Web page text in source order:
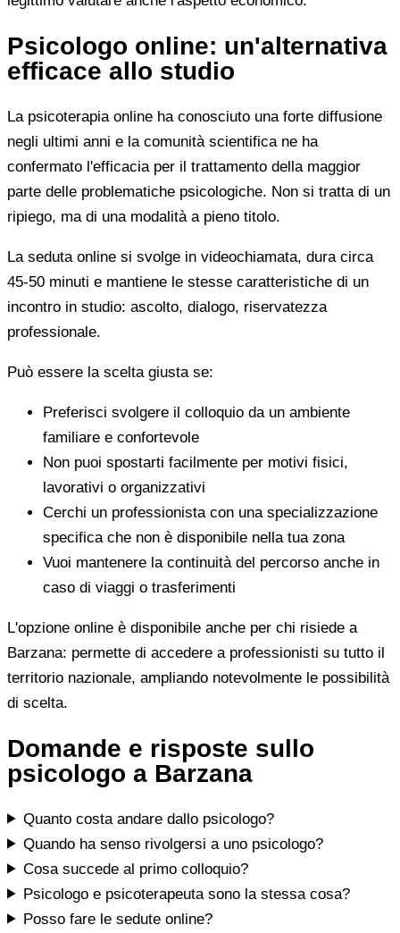
Psicologo online: un'alternativa
efficace allo studio
La psicoterapia online ha conosciuto una forte diffusione
negli ultimi anni e la comunità scientifica ne ha
confermato l'efficacia per il trattamento della maggior
parte delle problematiche psicologiche. Non si tratta di un
ripiego, ma di una modalità a pieno titolo.
La seduta online si svolge in videochiamata, dura circa
45-50 minuti e mantiene le stesse caratteristiche di un
incontro in studio: ascolto, dialogo, riservatezza
professionale.
Può essere la scelta giusta se:
Preferisci svolgere il colloquio da un ambiente
familiare e confortevole
Non puoi spostarti facilmente per motivi fisici,
lavorativi o organizzativi
Cerchi un professionista con una specializzazione
specifica che non è disponibile nella tua zona
Vuoi mantenere la continuità del percorso anche in
caso di viaggi o trasferimenti
L'opzione online è disponibile anche per chi risiede a
Barzana: permette di accedere a professionisti su tutto il
territorio nazionale, ampliando notevolmente le possibilità
di scelta.
Domande e risposte sullo
psicologo a Barzana
Quanto costa andare dallo psicologo?
Quando ha senso rivolgersi a uno psicologo?
Cosa succede al primo colloquio?
Psicologo e psicoterapeuta sono la stessa cosa?
Posso fare le sedute online?